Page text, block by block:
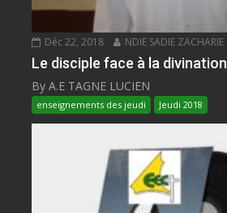
Déc 22, 2018 NDIE SADIE ZACHARIE
Le disciple face à la divination
By A.E TAGNE LUCIEN
enseignements des jeudi Jeudi 2018